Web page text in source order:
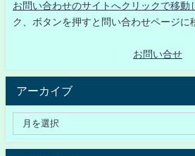
お問い合わせのサイトへクリックで移動
ク、ボタンを押すと問い合わせページに
お問い合せ
アーカイブ